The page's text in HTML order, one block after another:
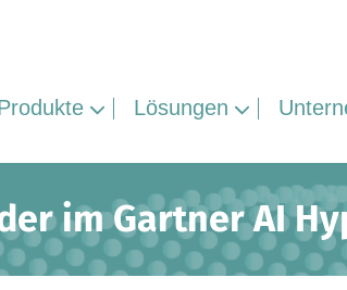
Lösungen
im Gartner AI